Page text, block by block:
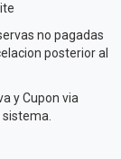
no pagadas
posterior al
y Cupon via